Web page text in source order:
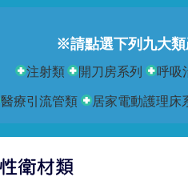
※請點選下列九大
注射類 開刀房系列 呼吸
醫療引流管類 居家電動護理床